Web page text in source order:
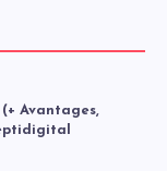
Avantages,